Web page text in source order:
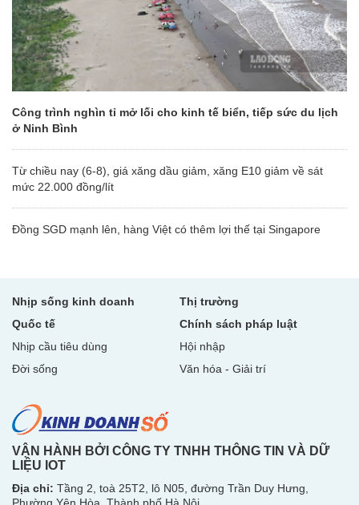
Công trình nghìn tỉ mở lối cho kinh tế biển, tiếp sức du lịch
ở Ninh Bình
Từ chiều nay (6-8), giá xăng dầu giảm, xăng E10 giảm về sát
mức 22.000 đồng/lít
Đồng SGD mạnh lên, hàng Việt có thêm lợi thế tại Singapore
Nhịp sống kinh doanh
Thị trường
Quốc tế
Chính sách pháp luật
Nhịp cầu tiêu dùng
Hội nhập
Đời sống
Văn hóa - Giải trí
VẬN HÀNH BỞI CÔNG TY TNHH THÔNG TIN VÀ DỮ
LIỆU IOT
Địa chỉ: Tầng 2, toà 25T2, lô N05, đường Trần Duy Hưng,
Phường Yên Hòa, Thành phố Hà Nội